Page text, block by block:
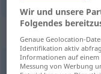
Wir und unsere
Folgendes
Genaue Geolocation-
Identifikation aktiv
Informationen auf einem
Messung von Werbung